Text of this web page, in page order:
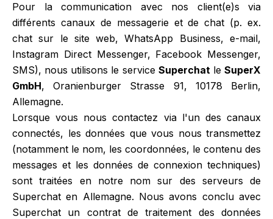
Pour la communication avec nos client(e)s via
différents canaux de messagerie et de chat (p. ex.
chat sur le site web, WhatsApp Business, e-mail,
Instagram Direct Messenger, Facebook Messenger,
SMS), nous utilisons le service SuperchatleSuperX
GmbH, Oranienburger Strasse 91, 10178 Berlin,
Allemagne.
Lorsque vous nous contactez via l'un des canaux
connectés, les données que vous nous transmettez
(notamment le nom, les coordonnées, le contenu des
messages et les données de connexion techniques)
sont traitées en notre nom sur des serveurs de
Superchat en Allemagne. Nous avons conclu avec
Superchat un contrat de traitement des données